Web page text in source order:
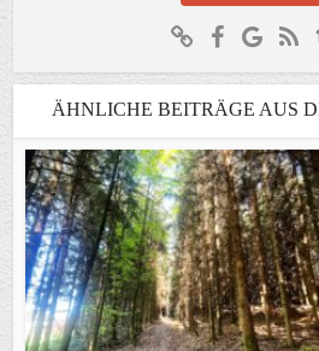
ÄHNLICHE BEITRÄGE AUS